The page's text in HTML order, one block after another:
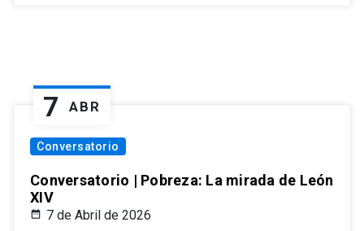
7 ABR
Conversatorio
Conversatorio | Pobreza: La mirada de León
XIV
7 de Abril de 2026